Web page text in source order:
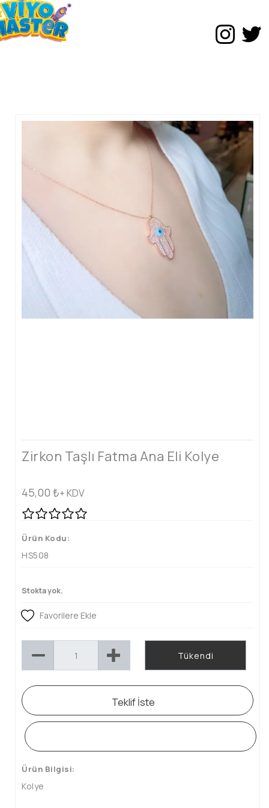
Zirkon Taşlı Fatma Ana Eli Kolye
45,00 ₺+ KDV
Ürün Kodu:
HS508
Stokta yok.
Favorilere Ekle
Tükendi
Teklif İste
Ürün Bilgisi:
Kolye